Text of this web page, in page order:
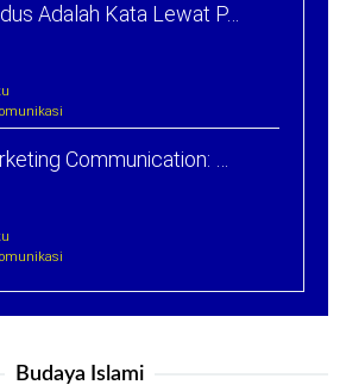
Adalah Kata Lewat P…
Communication: …
Budaya Islami